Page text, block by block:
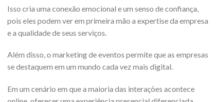
Isso cria uma conexão emocional e um senso de confiança,
pois eles podem ver em primeira mão a expertise da empresa
e a qualidade de seus serviços.
Além disso, o marketing de eventos permite que as empresas
se destaquem em um mundo cada vez mais digital.
Em um cenário em que a maioria das interações acontece